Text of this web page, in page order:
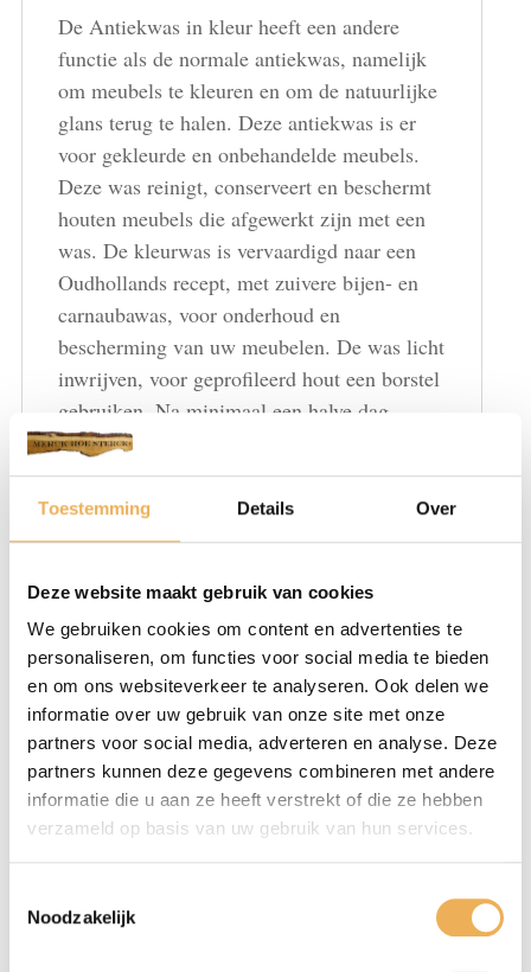
Toestemming Details Over
Deze website maakt gebruik van cookies
We gebruiken cookies om content en advertenties te
personaliseren, om functies voor social media te bieden
en om ons websiteverkeer te analyseren. Ook delen we
informatie over uw gebruik van onze site met onze
partners voor social media, adverteren en analyse. Deze
partners kunnen deze gegevens combineren met andere
informatie die u aan ze heeft verstrekt of die ze hebben
verzameld op basis van uw gebruik van hun services.
Noodzakelijk
De Antiekwas in kleur heeft een andere
functie als de normale antiekwas, namelijk
om meubels te kleuren en om de natuurlijke
glans terug te halen. Deze antiekwas is er
voor gekleurde en onbehandelde meubels.
Deze was reinigt, conserveert en beschermt
houten meubels die afgewerkt zijn met een
was. De kleurwas is vervaardigd naar een
Oudhollands recept, met zuivere bijen- en
carnaubawas, voor onderhoud en
bescherming van uw meubelen. De was licht
inwrijven, voor geprofileerd hout een borstel
gebruiken. Na minimaal een halve dag
uitborstelen of uitwrijven en nawrijven.
Altijd eerst een proef maken om het
resultaat te beoordelen.
30% korting
Neem hiervoor contact met ons op.
← Terug
Bedankt voor je reactie. ✨
Naam (vereist)